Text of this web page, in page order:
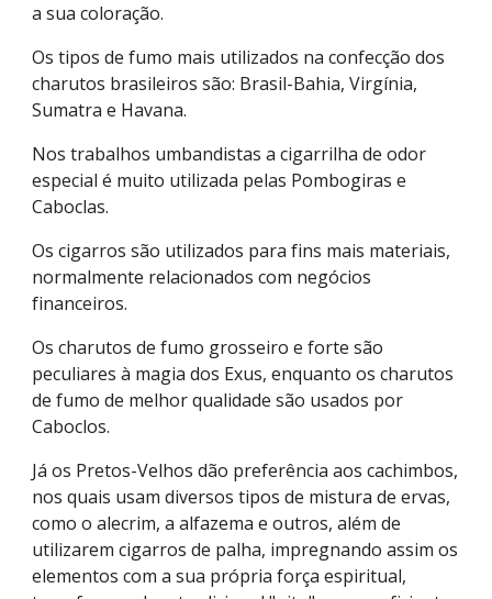
a sua coloração.
Os tipos de fumo mais utilizados na confecção dos
charutos brasileiros são: Brasil-Bahia, Virgínia,
Sumatra e Havana.
Nos trabalhos umbandistas a cigarrilha de odor
especial é muito utilizada pelas Pombogiras e
Caboclas.
Os cigarros são utilizados para fins mais materiais,
normalmente relacionados com negócios
financeiros.
Os charutos de fumo grosseiro e forte são
peculiares à magia dos Exus, enquanto os charutos
de fumo de melhor qualidade são usados por
Caboclos.
Já os Pretos-Velhos dão preferência aos cachimbos,
nos quais usam diversos tipos de mistura de ervas,
como o alecrim, a alfazema e outros, além de
utilizarem cigarros de palha, impregnando assim os
elementos com a sua própria força espiritual,